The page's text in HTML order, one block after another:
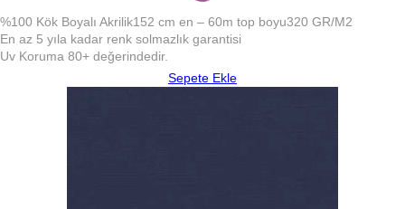
%100 Kök Boyalı Akrilik152 cm en – 60m top boyu320 GR/M2
En az 5 yıla kadar renk solmazlık garantisi
Uv Koruma 80+ değerindedir.
Sepete Ekle